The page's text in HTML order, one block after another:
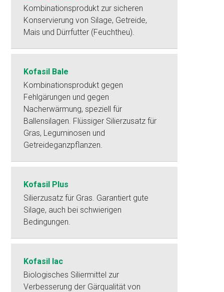
Kombinationsprodukt zur sicheren
Konservierung von Silage, Getreide,
Mais und Dürrfutter (Feuchtheu).
Kofasil Bale
Kombinationsprodukt gegen
Fehlgärungen und gegen
Nacherwärmung, speziell für
Ballensilagen. Flüssiger Silierzusatz für
Gras, Leguminosen und
Getreideganzpflanzen.
Kofasil Plus
Silierzusatz für Gras. Garantiert gute
Silage, auch bei schwierigen
Bedingungen.
Kofasil lac
Biologisches Siliermittel zur
Verbesserung der Gärqualität von